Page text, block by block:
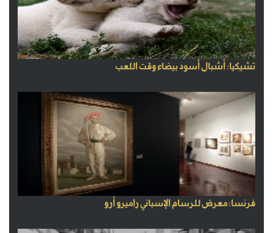
تشيكيا: أشبال أسود بيضاء وقت اللعب
فرنسا: معرض للرسام الإسباني راميرو أرو